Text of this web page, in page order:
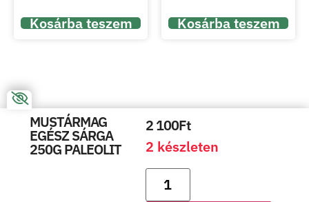
Kosárba teszem Kosárba teszem
MUSTÁRMAG
EGÉSZ SÁRGA
250G PALEOLIT
2 100Ft
2 készleten